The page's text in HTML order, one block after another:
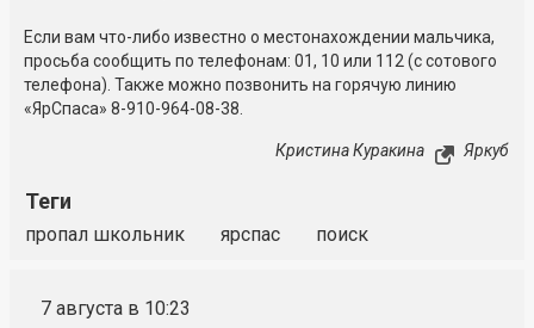
Если вам что-либо известно о местонахождении мальчика,
просьба сообщить по телефонам: 01, 10 или 112 (с сотового
телефона). Также можно позвонить на горячую линию
«ЯрСпаса» 8-910-964-08-38.
Кристина Куракина Яркуб
Теги
пропал школьник ярспас поиск
7 августа в 10:23